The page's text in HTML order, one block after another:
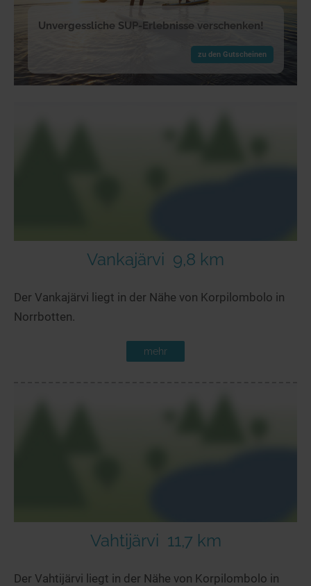
Unvergessliche SUP-Erlebnisse verschenken!
zu den Gutscheinen
Vankajärvi 9,8 km
Der Vankajärvi liegt in der Nähe von Korpilombolo in
Norrbotten.
mehr
Vahtijärvi 11,7 km
Der Vahtijärvi liegt in der Nähe von Korpilombolo in